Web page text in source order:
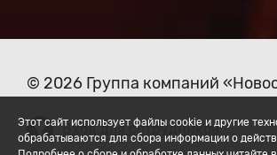
© 2026 Группа компаний
Вход для сотрудников
Этот сайт использует файлы cookie и другие
обрабатываются для сбора информации о